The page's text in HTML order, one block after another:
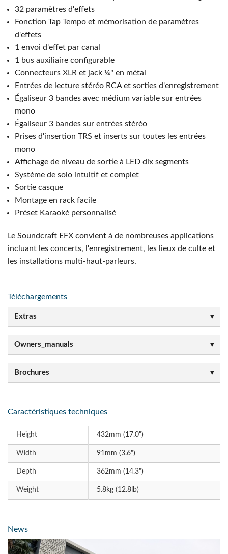
32 paramètres d'effets
Fonction Tap Tempo et mémorisation de paramètres
d'effets
1 envoi d'effet par canal
1 bus auxiliaire configurable
Connecteurs XLR et jack ¼" en métal
Entrées de lecture stéréo RCA et sorties d'enregistrement
Égaliseur 3 bandes avec médium variable sur entrées
mono
Égaliseur 3 bandes sur entrées stéréo
Prises d'insertion TRS et inserts sur toutes les entrées
mono
Affichage de niveau de sortie à LED dix segments
Système de solo intuitif et complet
Sortie casque
Montage en rack facile
Préset Karaoké personnalisé
Le Soundcraft EFX convient à de nombreuses applications
incluant les concerts, l'enregistrement, les lieux de culte et
les installations multi-haut-parleurs.
Téléchargements
Extras
Owners_manuals
Brochures
Caractéristiques techniques
Height 432mm (17.0")
Width 91mm (3.6")
Depth 362mm (14.3")
Weight 5.8kg (12.8lb)
News